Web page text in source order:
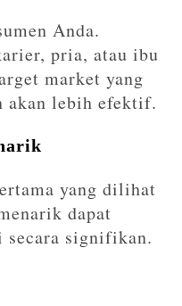
Anda.
pria, atau ibu
market yang
akan lebih efektif.
yang dilihat
dapat
signifikan.